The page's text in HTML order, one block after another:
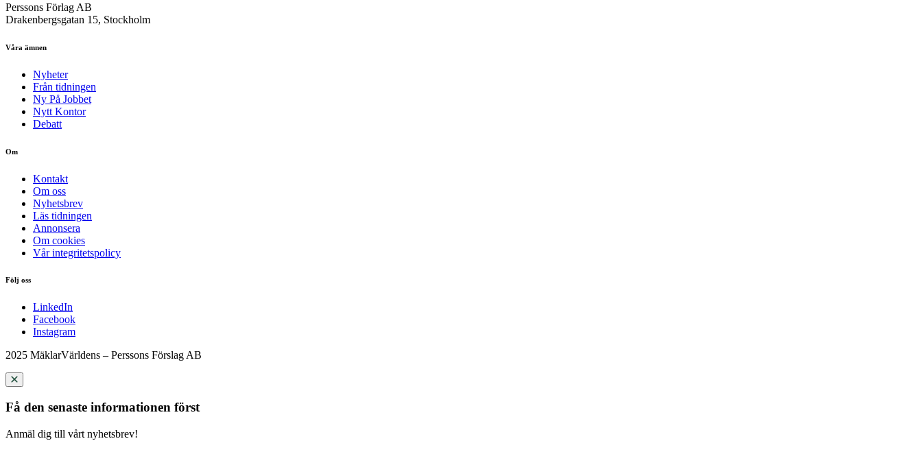
Perssons Förlag AB
Drakenbergsgatan 15, Stockholm
Våra ämnen
Nyheter
Från tidningen
Ny På Jobbet
Nytt Kontor
Debatt
Om
Kontakt
Om oss
Nyhetsbrev
Läs tidningen
Annonsera
Om cookies
Vår integritetspolicy
Följ oss
LinkedIn
Facebook
Instagram
2025 MäklarVärldens – Perssons Förslag AB
Få den senaste informationen först
Anmäl dig till vårt nyhetsbrev!